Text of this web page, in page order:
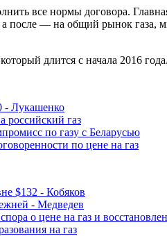
все нормы договора.
— на общий рынок газа,
длится с начала 2016 года.
- Лукашенко
российский газ
по газу с Беларусью
по цене на газ
$132 - Кобяков
- Медведев
о цене на газ и
на газ